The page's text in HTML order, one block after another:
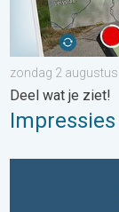
zondag 2
Deel wat je ziet!
Europese